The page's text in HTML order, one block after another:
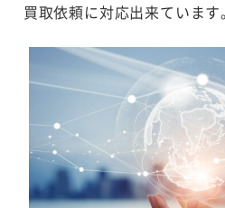
買取依頼に対応出来ています。